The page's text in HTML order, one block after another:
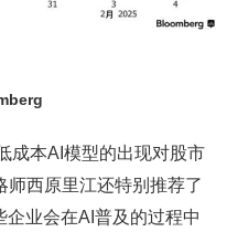
成本AI模型的出现对股市
师西原里江还特别推荐了
业会在AI普及的过程中